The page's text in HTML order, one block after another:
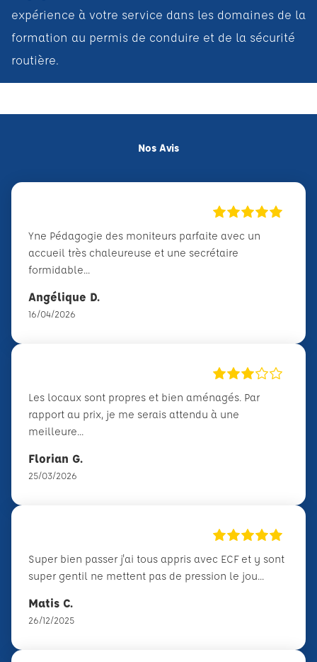
expérience à votre service dans les domaines de la
formation au permis de conduire et de la sécurité
routière.
Nos Avis
Yne Pédagogie des moniteurs parfaite avec un
accueil très chaleureuse et une secrétaire
formidable...
Angélique D.
16/04/2026
Les locaux sont propres et bien aménagés. Par
rapport au prix, je me serais attendu à une
meilleure...
Florian G.
25/03/2026
Super bien passer j'ai tous appris avec ECF et y sont
super gentil ne mettent pas de pression le jou...
Matis C.
26/12/2025